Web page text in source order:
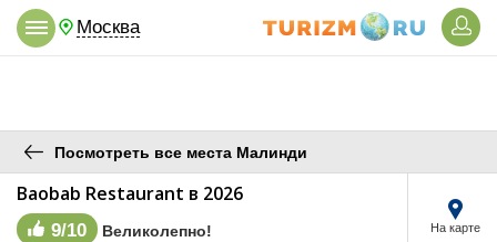
Москва
Посмотреть все места Малинди
Baobab Restaurant в 2026
9/10 Великолепно! На карте